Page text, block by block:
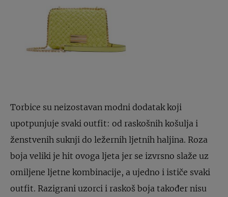
Torbice su neizostavan modni dodatak koji
upotpunjuje svaki outfit: od raskošnih košulja i
ženstvenih suknji do ležernih ljetnih haljina. Roza
boja veliki je hit ovoga ljeta jer se izvrsno slaže uz
omiljene ljetne kombinacije, a ujedno i ističe svaki
outfit. Razigrani uzorci i raskoš boja također nisu